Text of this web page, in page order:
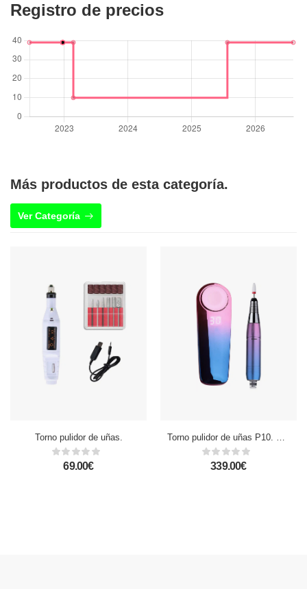
Registro de precios
Más productos de esta categoría.
Ver Categoría
Torno pulidor de uñas.
69.00€
Torno pulidor de uñas P10. Cabezal cerámico, 35.000 rpm.
339.00€